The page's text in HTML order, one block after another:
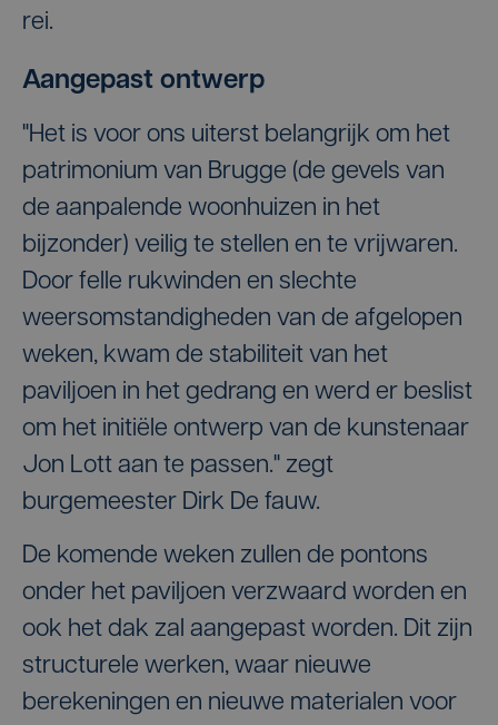
rei.
Aangepast ontwerp
"Het is voor ons uiterst belangrijk om het
patrimonium van Brugge (de gevels van
de aanpalende woonhuizen in het
bijzonder) veilig te stellen en te vrijwaren.
Door felle rukwinden en slechte
weersomstandigheden van de afgelopen
weken, kwam de stabiliteit van het
paviljoen in het gedrang en werd er beslist
om het initiële ontwerp van de kunstenaar
Jon Lott aan te passen." zegt
burgemeester Dirk De fauw.
De komende weken zullen de pontons
onder het paviljoen verzwaard worden en
ook het dak zal aangepast worden. Dit zijn
structurele werken, waar nieuwe
berekeningen en nieuwe materialen voor